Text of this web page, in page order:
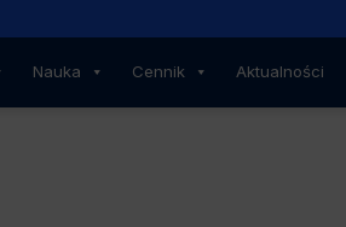
Nauka Cennik Aktualności